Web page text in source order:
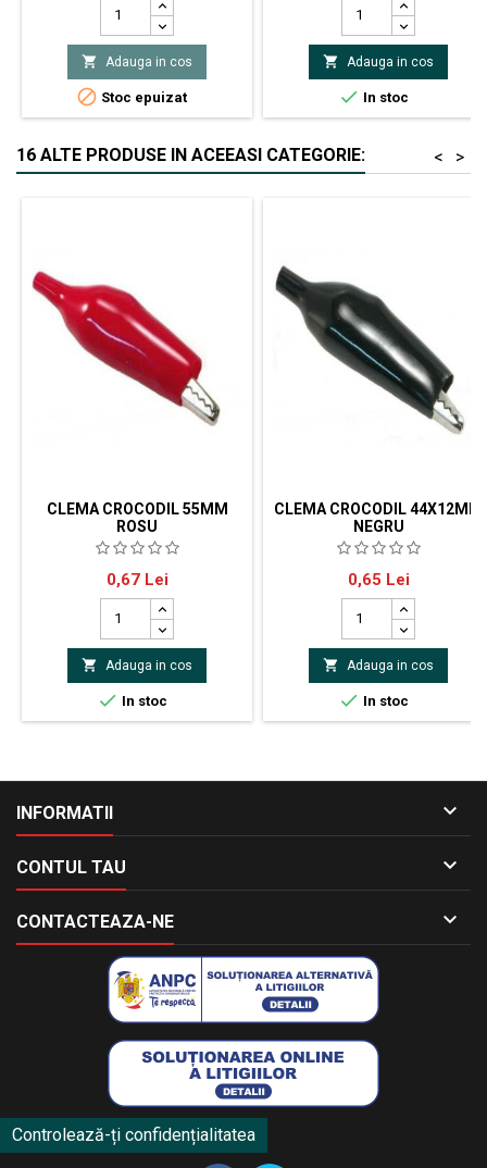
 Adauga in cos
 Stoc epuizat
Diametru 40mm Material
carcasă ceramică Lungime
45mm
 Adauga in cos
 In stoc
16 ALTE PRODUSE IN ACEEASI CATEGORIE: >
<
CLEMA CROCODIL 55MM
ROSU
Clema crocodil 55mm rosu
Pret
0,67 Lei
 Adauga in cos
 In stoc
CLEMA CROCODIL 44X12MM
NEGRU
Clema crocodil 44x12mm negru
Pret
0,65 Lei
 Adauga in cos
 In stoc
INFORMATII 
CONTUL TAU 
CONTACTEAZA-NE 
Controlează-ți confidențialitatea